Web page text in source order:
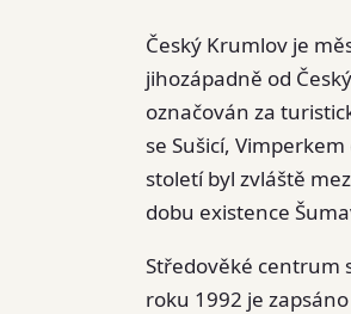
Český Krumlov je
jihozápadně od
označován za
se Sušicí,
století byl zvláště
dobu existence
Středověké centrum
roku 1992 je